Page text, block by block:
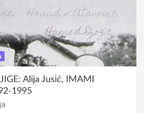
Alija Jusić, IMAMI
1995